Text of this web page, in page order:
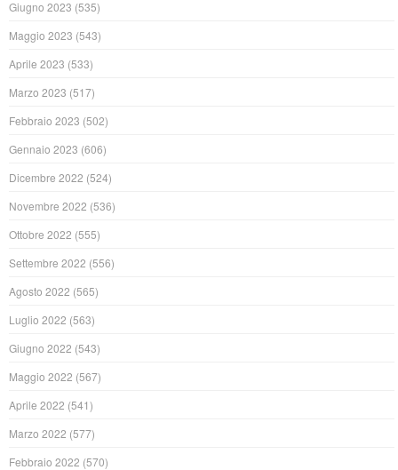
Giugno 2023 (535)
Maggio 2023 (543)
Aprile 2023 (533)
Marzo 2023 (517)
Febbraio 2023 (502)
Gennaio 2023 (606)
Dicembre 2022 (524)
Novembre 2022 (536)
Ottobre 2022 (555)
Settembre 2022 (556)
Agosto 2022 (565)
Luglio 2022 (563)
Giugno 2022 (543)
Maggio 2022 (567)
Aprile 2022 (541)
Marzo 2022 (577)
Febbraio 2022 (570)